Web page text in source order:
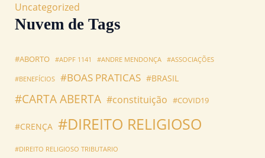
Uncategorized
Nuvem de Tags
#ABORTO #ADPF 1141 #ANDRE MENDONÇA #ASSOCIAÇÕES
#BENEFÍCIOS #BOAS PRATICAS #BRASIL
#CARTA ABERTA #constituição #COVID19
#CRENÇA #DIREITO RELIGIOSO
#DIREITO RELIGIOSO TRIBUTARIO